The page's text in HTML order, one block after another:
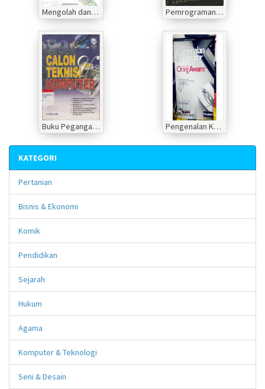
Mengolah dan membuat interpretasi hasil olahan SPSS untuk penelitian ilmiah Pemrograman dan Komputerisasi Numerik Menggunakan Python
Buku Pegangan Calon Teknisi Komputer Pengenalan Komputer untuk Orang Awam
KATEGORI
Pertanian
Bisnis & Ekonomi
Komik
Pendidikan
Sejarah
Hukum
Agama
Komputer & Teknologi
Seni & Desain